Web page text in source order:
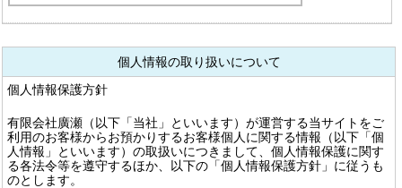
個人情報の取り扱いについて
個人情報保護方針
有限会社廣瀬（以下「当社」といいます）が運営する当サイトをご
利用のお客様からお預かりするお客様個人に関する情報（以下「個
人情報」といいます）の取扱いにつきまして、個人情報保護に関す
る各法令等を遵守するほか、以下の「個人情報保護方針」に従うも
のとします。